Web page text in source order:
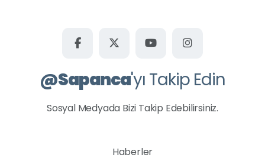
Memnuniye Mahallesi
Şükriye Mahallesi
@Sapanca'yı Takip Edin
Sosyal Medyada Bizi Takip Edebilirsiniz.
Haberler